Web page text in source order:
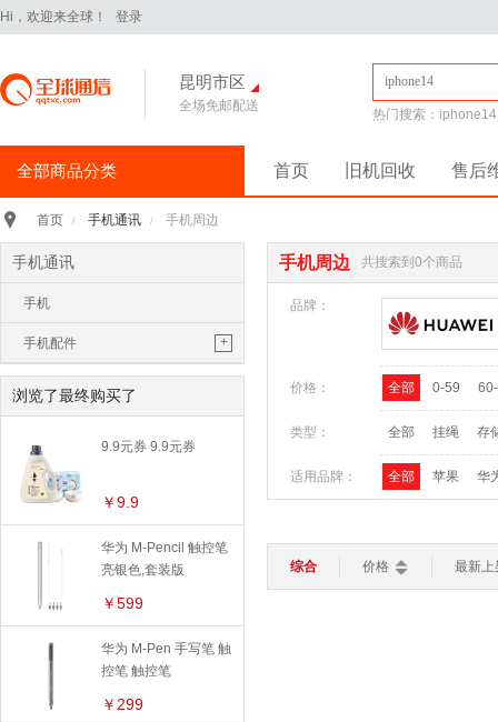
Hi，欢迎来全球！ 登录
昆明市区
全场免邮配送
热门搜索： iphone14
全部商品分类
手机通讯
iPhone16Pro
华为Pura70
华为 nova14 Pro
平板电脑
华为 MatePad Pro 2025款
手机配件
保护膜
保护壳 数据线
华为
三星
电脑办公
平板电脑
轻薄本
路由器
键盘 鼠标
灯光设备
智能穿戴
首页 旧机回收 售后
首页 / 手机通讯 / 手机周边
手机通讯
手机
手机配件 +
移动电源
手机保护壳
苹果保护壳
OPPO保护壳
手机周边
浏览了最终购买了
9.9元券 9.9元券
￥9.9
华为 M-Pencil 触控笔
亮银色,套装版
￥599
华为 M-Pen 手写笔 触
控笔 触控笔
￥299
手机周边 共搜索到0个商品
品牌：
价格： 全部 0-59
类型： 全部 挂绳 存
适用品牌： 全部 苹果 华
综合 价格 最新上